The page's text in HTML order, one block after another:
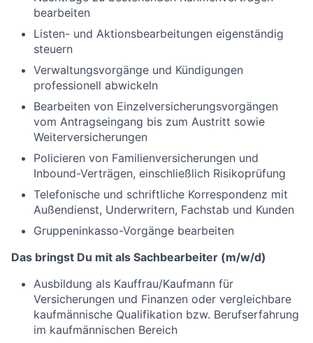
bearbeiten
Listen- und Aktionsbearbeitungen eigenständig
steuern
Verwaltungsvorgänge und Kündigungen
professionell abwickeln
Bearbeiten von Einzelversicherungsvorgängen
vom Antragseingang bis zum Austritt sowie
Weiterversicherungen
Policieren von Familienversicherungen und
Inbound-Verträgen, einschließlich Risikoprüfung
Telefonische und schriftliche Korrespondenz mit
Außendienst, Underwritern, Fachstab und Kunden
Gruppeninkasso-Vorgänge bearbeiten
Das bringst Du mit als Sachbearbeiter (m/w/d)
Ausbildung als Kauffrau/Kaufmann für
Versicherungen und Finanzen oder vergleichbare
kaufmännische Qualifikation bzw. Berufserfahrung
im kaufmännischen Bereich